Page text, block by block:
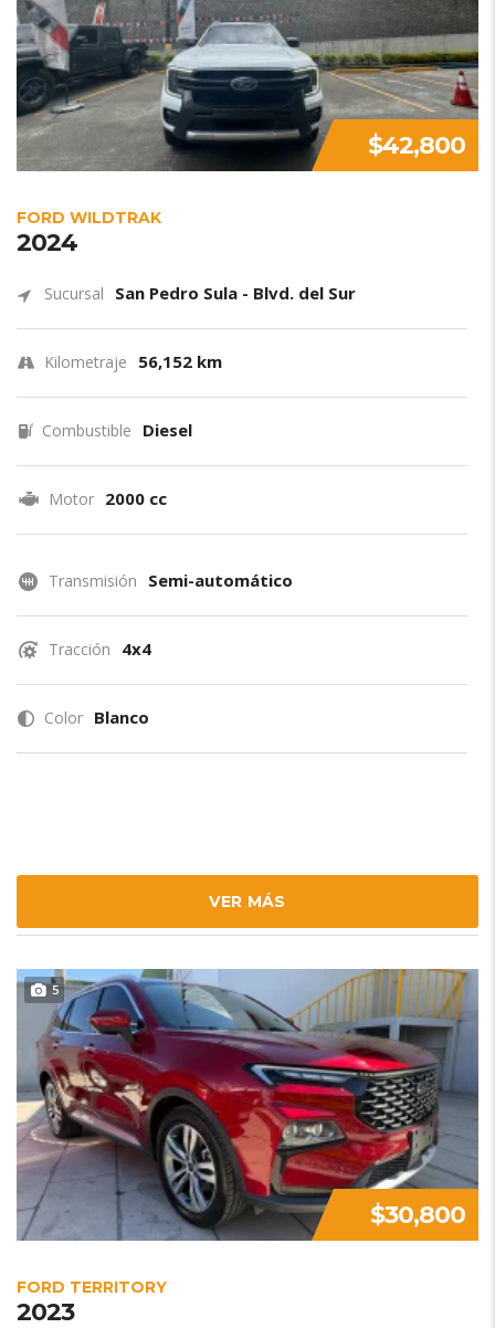
$42,800
FORD WILDTRAK
2024
Sucursal San Pedro Sula - Blvd. del Sur
Kilometraje 56,152 km
Combustible Diesel
Motor 2000 cc
Transmisión Semi-automático
Tracción 4x4
Color Blanco
VER MÁS
5
$30,800
FORD TERRITORY
2023